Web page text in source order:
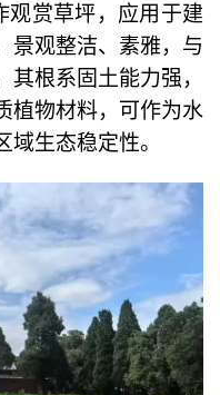
观赏草坪，应用于建
景观整洁、素雅，与
根系固土能力强，
植物材料，可作为水
生态稳定性。